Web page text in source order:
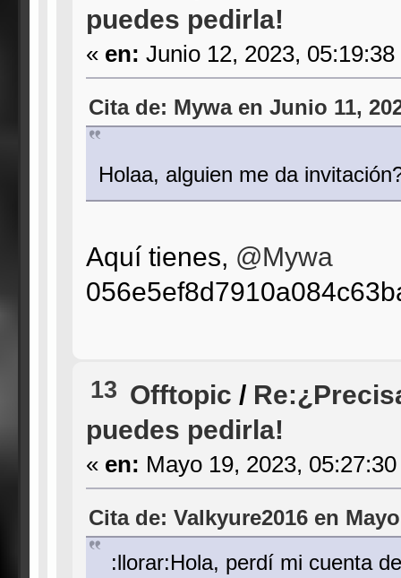
puedes pedirla!
« en: Junio 12, 2023, 05:19:38
Cita de: Mywa en Junio 11,
Holaa, alguien me da
Aquí tienes, @Mywa
13 Offtopic /
puedes pedirla!
« en: Mayo 19, 2023,
Cita de: Valkyure2016 en
:llorar:Hola, perdí mi cuenta